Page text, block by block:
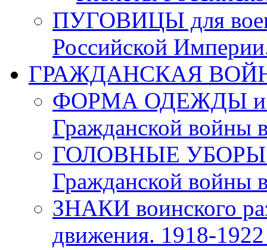
ПУГОВИЦЫ для
Российской
ГРАЖДАНСКАЯ ВОЙНА
ФОРМА ОДЕЖДЫ и
Гражданской войны
ГОЛОВНЫЕ УБОРЫ
Гражданской войны
ЗНАКИ воинского
движения. 1918-1922